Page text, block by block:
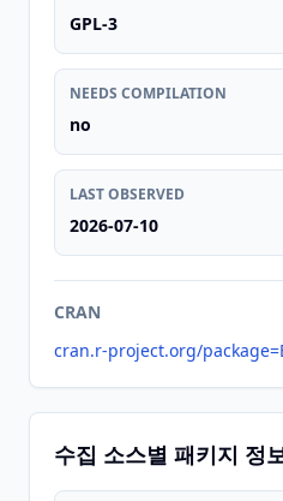
GPL-3
NEEDS COMPILATION
no
LAST OBSERVED
2026-07-10
CRAN
cran.r-project.org/
수집 소스별 패키지 정